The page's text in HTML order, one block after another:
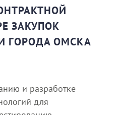
ЗАКУПОК
ГОРОДА ОМСКА
и разработке
для